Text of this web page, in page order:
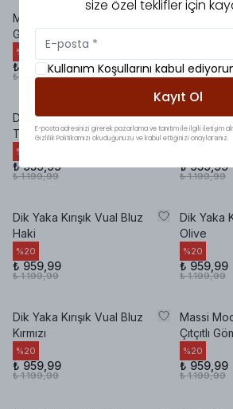
Mnk Premium Müslin
Gömlek Haki
%
₺ 1.099,99
₺ 1.299,99
₺
₺ 1.299,99
Dik Yaka Kırışık Vual Bluz
Taş
%
₺ 959,99
₺ 1.199,99
Dik Yaka
Acı Kahve
₺ 959,99
₺ 1.199,99
Dik Yaka Kırışık Vual Bluz
Haki
%20
₺ 959,99
₺ 1.199,99
Dik Yaka
Olive
%20
₺ 959,99
₺ 1.199,99
Dik Yaka Kırışık Vual Bluz
Kırmızı
%20
₺ 959,99
₺ 1.199,99
Massi
Çıtçıtlı
%20
₺ 959,99
₺ 1.199,99
size özel teklifler için
Kullanım Koşullarını kabul
Kayıt Ol
E-posta adresinizi girerek pazarlama ve tanıtım ile ilgili iletişim
Gizlilik Politikamızı okuduğunuzu ve kabul ettiğinizi onaylarsınız.